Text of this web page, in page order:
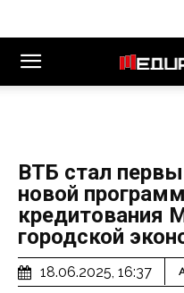
ВТБ стал
новой
кредитования
городской
18.06.2025, 16:37